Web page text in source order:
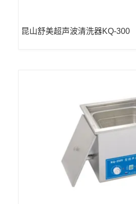
昆山舒美超声波清洗器KQ-300